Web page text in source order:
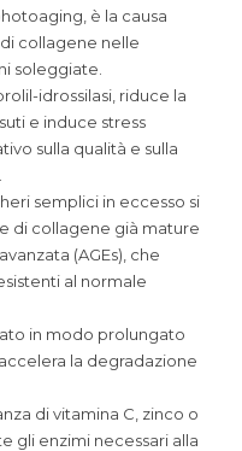
è la causa
collagene nelle
soleggiate.
idrossilasi, riduce la
e induce stress
sulla qualità e sulla
semplici in eccesso si
di collagene già mature
(AGEs), che
al normale
in modo prolungato
la degradazione
di vitamina C, zinco o
gli enzimi necessari alla